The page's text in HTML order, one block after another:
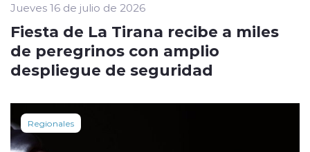
Jueves 16 de julio de 2026
Fiesta de La Tirana recibe a miles
de peregrinos con amplio
despliegue de seguridad
Regionales